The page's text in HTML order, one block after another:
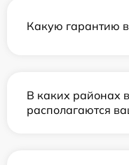
Какую гарантию
В каких районах
располагаются